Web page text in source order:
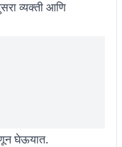
व्यक्ती आणि
घेऊयात.